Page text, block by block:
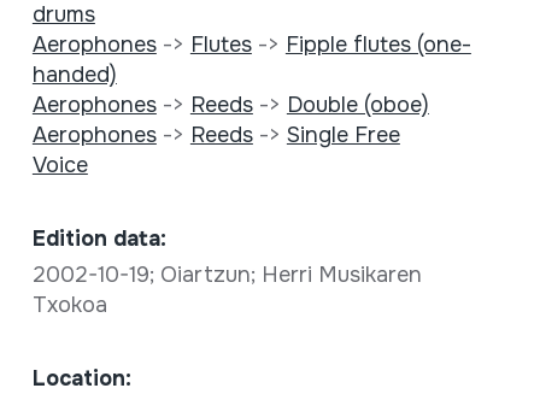
drums
Aerophones-> Flutes-> Fipple flutes (one-
handed)
Aerophones-> Reeds-> Double (oboe)
Aerophones-> Reeds-> Single Free
Voice
Edition data:
2002-10-19; Oiartzun; Herri Musikaren
Txokoa
Location: